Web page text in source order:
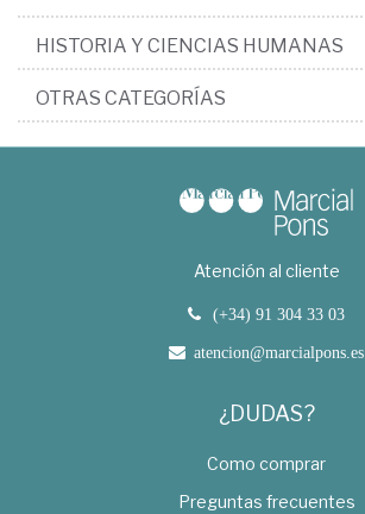
HISTORIA Y CIENCIAS HUMANAS
OTRAS CATEGORÍAS
Atención al cliente
(+34) 91 304 33 03
atencion@marcialpons.es
¿DUDAS?
Como comprar
Preguntas frecuentes